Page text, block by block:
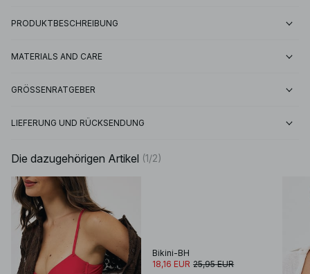
PRODUKTBESCHREIBUNG
MATERIALS AND CARE
GRÖSSENRATGEBER
LIEFERUNG UND RÜCKSENDUNG
Die dazugehörigen Artikel (1/2)
Bikini-BH
18,16 EUR 25,95 EUR